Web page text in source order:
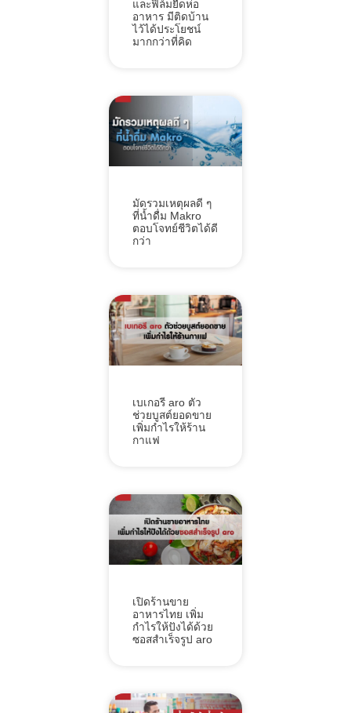
และฟิล์มยืดห่อ
อาหาร มีติดบ้าน
ไว้ได้ประโยชน์
มากกว่าที่คิด
มัดรวมเหตุผลดี ๆ
ที่น้ำดื่ม Makro
ตอบโจทย์ชีวิตได้ดี
กว่า
เบเกอรี aro ตัว
ช่วยบูสต์ยอดขาย
เพิ่มกำไรให้ร้าน
กาแฟ
เปิดร้านขาย
อาหารไทย เพิ่ม
กำไรให้ปังได้ด้วย
ซอสสำเร็จรูป aro